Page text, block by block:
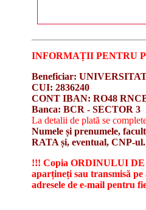
INFORMAȚII PENTRU
Beneficiar:
CUI: 2836240
CONT IBAN: RO48 RNCB
Banca: BCR - SECTOR 3
La detalii de plată se
Numele și prenumele,
RATA și, eventual, CNP-ul.
!!! Copia ORDINULUI DE
aparțineți sau transmisă
adresele de e-mail pentru